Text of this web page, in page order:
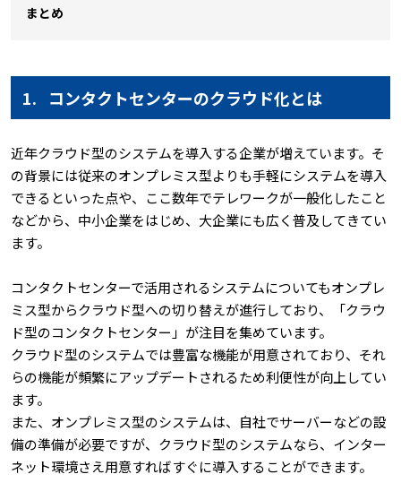
まとめ
1. コンタクトセンターのクラウド化とは
近年クラウド型のシステムを導入する企業が増えています。そ
の背景には従来のオンプレミス型よりも手軽にシステムを導入
できるといった点や、ここ数年でテレワークが一般化したこと
などから、中小企業をはじめ、大企業にも広く普及してきてい
ます。
コンタクトセンターで活用されるシステムについてもオンプレ
ミス型からクラウド型への切り替えが進行しており、「クラウ
ド型のコンタクトセンター」が注目を集めています。
クラウド型のシステムでは豊富な機能が用意されており、それ
らの機能が頻繁にアップデートされるため利便性が向上してい
ます。
また、オンプレミス型のシステムは、自社でサーバーなどの設
備の準備が必要ですが、クラウド型のシステムなら、インター
ネット環境さえ用意すればすぐに導入することができます。